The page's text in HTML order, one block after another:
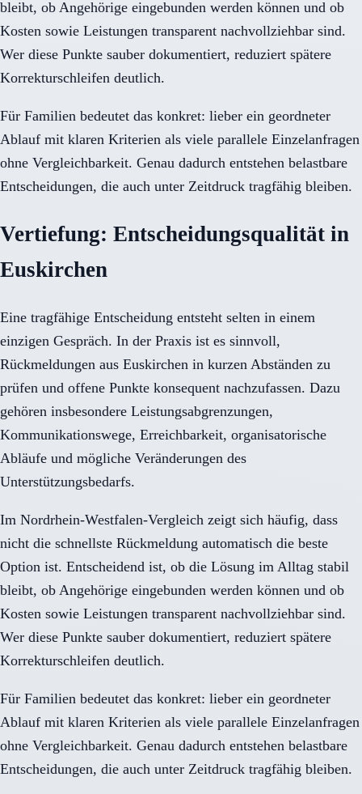
bleibt, ob Angehörige eingebunden werden können und ob
Kosten sowie Leistungen transparent nachvollziehbar sind.
Wer diese Punkte sauber dokumentiert, reduziert spätere
Korrekturschleifen deutlich.
Für Familien bedeutet das konkret: lieber ein geordneter
Ablauf mit klaren Kriterien als viele parallele Einzelanfragen
ohne Vergleichbarkeit. Genau dadurch entstehen belastbare
Entscheidungen, die auch unter Zeitdruck tragfähig bleiben.
Vertiefung: Entscheidungsqualität in
Euskirchen
Eine tragfähige Entscheidung entsteht selten in einem
einzigen Gespräch. In der Praxis ist es sinnvoll,
Rückmeldungen aus Euskirchen in kurzen Abständen zu
prüfen und offene Punkte konsequent nachzufassen. Dazu
gehören insbesondere Leistungsabgrenzungen,
Kommunikationswege, Erreichbarkeit, organisatorische
Abläufe und mögliche Veränderungen des
Unterstützungsbedarfs.
Im Nordrhein-Westfalen-Vergleich zeigt sich häufig, dass
nicht die schnellste Rückmeldung automatisch die beste
Option ist. Entscheidend ist, ob die Lösung im Alltag stabil
bleibt, ob Angehörige eingebunden werden können und ob
Kosten sowie Leistungen transparent nachvollziehbar sind.
Wer diese Punkte sauber dokumentiert, reduziert spätere
Korrekturschleifen deutlich.
Für Familien bedeutet das konkret: lieber ein geordneter
Ablauf mit klaren Kriterien als viele parallele Einzelanfragen
ohne Vergleichbarkeit. Genau dadurch entstehen belastbare
Entscheidungen, die auch unter Zeitdruck tragfähig bleiben.